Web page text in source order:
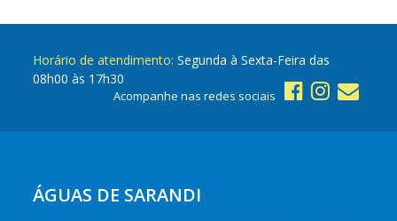
Horário de atendimento: Segunda à Sexta-Feira das
08h00 às 17h30
Acompanhe nas redes sociais
ÁGUAS DE SARANDI